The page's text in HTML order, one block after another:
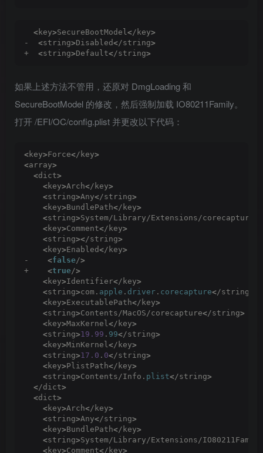
<key>SecureBootModel</key>
- <string>Disabled</string>
+ <string>Default</string>
如果上述方法不管用，还原对 DmgLoading 和
SecureBootModel 的修改，然后强制加载 IO80211Family。
打开 /EFI/OC/config.plist 并更改以下代码：
<key>Force</key>
<array>
<dict>
<key>Arch</key>
<string>Any</string>
<key>BundlePath</key>
<string>System/Library/Extensions/corecapture.
<key>Comment</key>
<string></string>
<key>Enabled</key>
- <false/>
+ <true/>
<key>Identifier</key>
<string>com. apple . driver . corecapture</string
<key>ExecutablePath</key>
<string>Contents/MacOS/corecapture</string>
<key>MaxKernel</key>
<string>19.99 . 99</string>
<key>MinKernel</key>
<string>17.0 . 0</string>
<key>PlistPath</key>
<string>Contents/Info. plist</string>
</dict>
<dict>
<key>Arch</key>
<string>Any</string>
<key>BundlePath</key>
<string>System/Library/Extensions/
<key>Comment</key>